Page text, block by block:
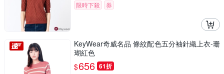
限時下殺 券
KeyWear奇威名品 條紋配色五分袖針織上衣-珊
瑚紅色
$656 61折